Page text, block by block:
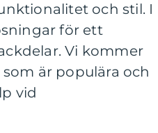
och stil. I
för ett
Vi kommer
är populära och
vid